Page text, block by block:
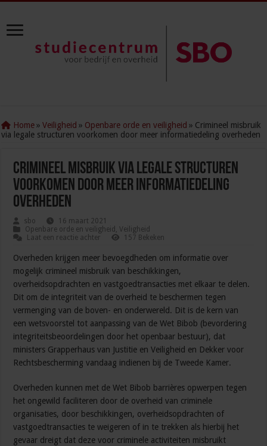
Home » Veiligheid » Openbare orde en veiligheid » Crimineel misbruik
via legale structuren voorkomen door meer informatiedeling overheden
Crimineel misbruik via legale structuren
voorkomen door meer informatiedeling
overheden
sbo
16 maart 2021
Openbare orde en veiligheid ,Veiligheid
Laat een reactie achter
157 Bekeken
Overheden krijgen meer bevoegdheden om informatie over
mogelijk crimineel misbruik van beschikkingen,
overheidsopdrachten en vastgoedtransacties met elkaar te delen.
Dit om de integriteit van de overheid te beschermen tegen
vermenging van de boven- en onderwereld. Dit is de kern van
een wetsvoorstel tot aanpassing van de Wet Bibob (bevordering
integriteitsbeoordelingen door het openbaar bestuur), dat
ministers Grapperhaus van Justitie en Veiligheid en Dekker voor
Rechtsbescherming vandaag indienen bij de Tweede Kamer.
Overheden kunnen met de Wet Bibob barrières opwerpen tegen
het ongewild faciliteren door de overheid van criminele
organisaties, door beschikkingen, overheidsopdrachten of
vastgoedtransacties te weigeren of in te trekken als hierbij het
gevaar dreigt dat deze voor criminele activiteiten misbruikt